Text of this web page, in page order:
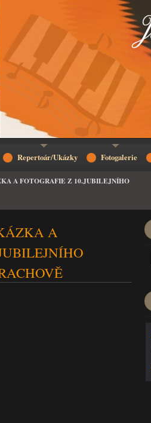
A FOTOGRAFIE Z 10.JUBILEJNÍHO
A
Repertoár/Ukázky Fotogalerie